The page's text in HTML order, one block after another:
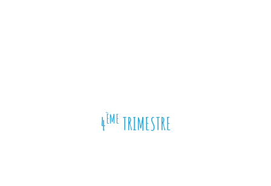
4ÈMETRIMESTRE